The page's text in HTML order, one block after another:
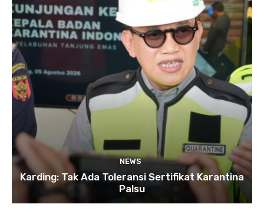
NEWS
Karding: Tak Ada Toleransi Sertifikat Karantina
Palsu